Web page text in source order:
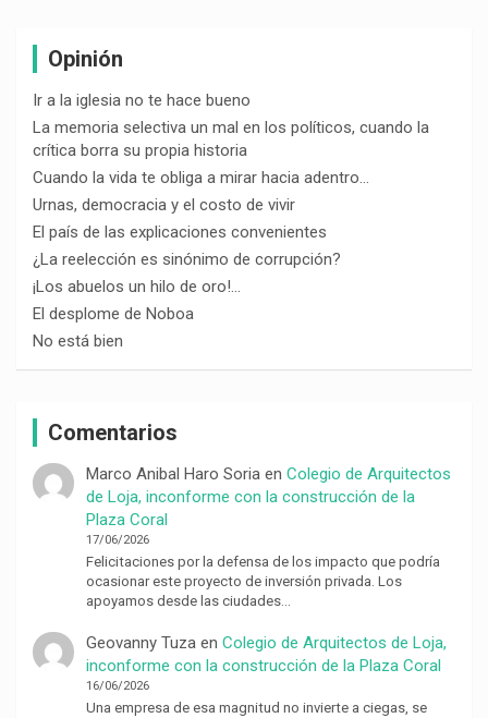
Opinión
Ir a la iglesia no te hace bueno
La memoria selectiva un mal en los políticos, cuando la
crítica borra su propia historia
Cuando la vida te obliga a mirar hacia adentro…
Urnas, democracia y el costo de vivir
El país de las explicaciones convenientes
¿La reelección es sinónimo de corrupción?
¡Los abuelos un hilo de oro!…
El desplome de Noboa
No está bien
Comentarios
Marco Anibal Haro Soria en Colegio de Arquitectos
de Loja, inconforme con la construcción de la
Plaza Coral
17/06/2026
Felicitaciones por la defensa de los impacto que podría
ocasionar este proyecto de inversión privada. Los
apoyamos desde las ciudades…
Geovanny Tuzaen Colegio de Arquitectos de Loja,
inconforme con la construcción de la Plaza Coral
16/06/2026
Una empresa de esa magnitud no invierte a ciegas, se